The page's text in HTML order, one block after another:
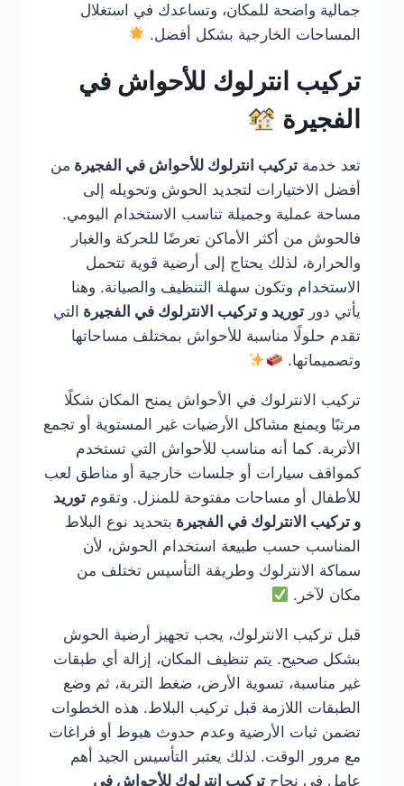
جمالية واضحة للمكان، وتساعدك في استغلال
المساحات الخارجية بشكل أفضل.
تركيب انترلوك للأحواش في
الفجيرة
تعد خدمة تركيب انترلوك للأحواش في الفجيرة من
أفضل الاختيارات لتجديد الحوش وتحويله إلى
مساحة عملية وجميلة تناسب الاستخدام اليومي.
فالحوش من أكثر الأماكن تعرضًا للحركة والغبار
والحرارة، لذلك يحتاج إلى أرضية قوية تتحمل
الاستخدام وتكون سهلة التنظيف والصيانة. وهنا
يأتي دور توريد و تركيب الانترلوك في الفجيرة التي
تقدم حلولًا مناسبة للأحواش بمختلف مساحاتها
وتصميماتها.
تركيب الانترلوك في الأحواش يمنح المكان شكلًا
مرتبًا ويمنع مشاكل الأرضيات غير المستوية أو تجمع
الأتربة. كما أنه مناسب للأحواش التي تستخدم
كمواقف سيارات أو جلسات خارجية أو مناطق لعب
للأطفال أو مساحات مفتوحة للمنزل. وتقوم توريد
و تركيب الانترلوك في الفجيرة بتحديد نوع البلاط
المناسب حسب طبيعة استخدام الحوش، لأن
سماكة الانترلوك وطريقة التأسيس تختلف من
مكان لآخر.
قبل تركيب الانترلوك، يجب تجهيز أرضية الحوش
بشكل صحيح. يتم تنظيف المكان، إزالة أي طبقات
غير مناسبة، تسوية الأرض، ضغط التربة، ثم وضع
الطبقات اللازمة قبل تركيب البلاط. هذه الخطوات
تضمن ثبات الأرضية وعدم حدوث هبوط أو فراغات
مع مرور الوقت. لذلك يعتبر التأسيس الجيد أهم
عامل في نجاح تركيب انترلوك للأحواش في